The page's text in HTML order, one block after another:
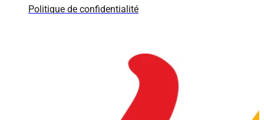
Politique de confidentialité